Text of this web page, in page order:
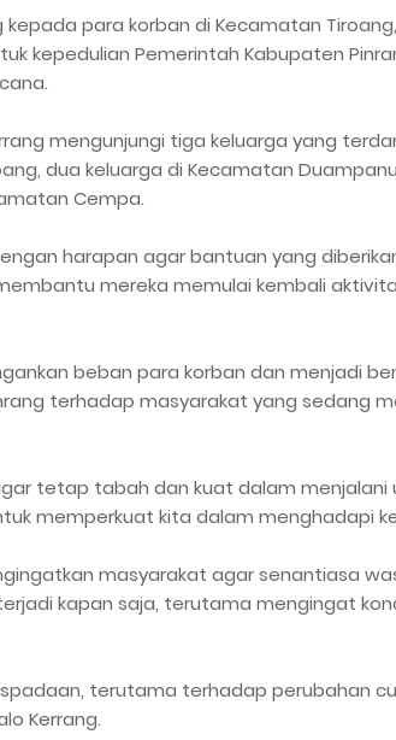
para korban di Kecamatan Tiroang,
kepedulian Pemerintah Kabupaten
mengunjungi tiga keluarga yang
dua keluarga di Kecamatan
Cempa.
harapan agar bantuan yang
mereka memulai kembali
beban para korban dan menjadi
terhadap masyarakat yang sedang
tetap tabah dan kuat dalam menjalani
memperkuat kita dalam menghadapi
masyarakat agar senantiasa
kapan saja, terutama mengingat
terutama terhadap perubahan
Kerrang.